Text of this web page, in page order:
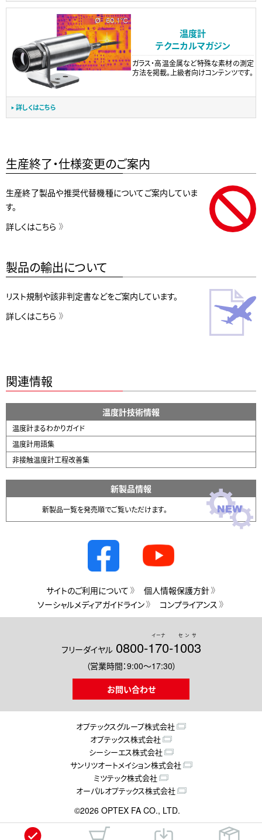
温度計
テクニカルマガジン
ガラス・高温金属など特殊な素材の測定
方法を掲載。上級者向けコンテンツです。
詳しくはこちら
生産終了・仕様変更のご案内
生産終了製品や推奨代替機種についてご案内していま
す。
詳しくはこちら
製品の輸出について
リスト規制や該非判定書などをご案内しています。
詳しくはこちら
関連情報
温度計技術情報
温度計まるわかりガイド
温度計用語集
非接触温度計工程改善集
新製品情報
新製品一覧を発売順でご覧いただけます。
サイトのご利用について
個人情報保護方針
ソーシャルメディアガイドライン
コンプライアンス
フリーダイヤル 0800-170
イーナ
-1003
センサ
（営業時間：9:00～17:30）
お問い合わせ
オプテックスグループ株式会社
オプテックス株式会社
シーシーエス株式会社
サンリツオートメイション株式会社
ミツテック株式会社
オーパルオプテックス株式会社
©2026 OPTEX FA CO., LTD.